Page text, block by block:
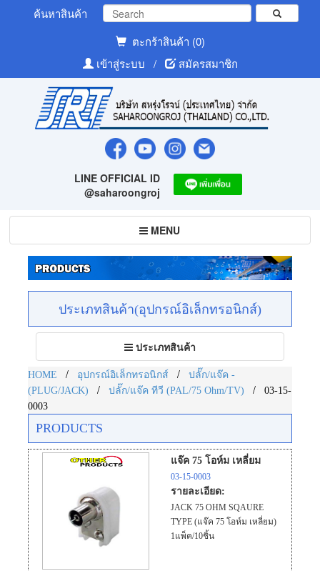
ค้นหาสินค้า
ตะกร้าสินค้า (0)
เข้าสู่ระบบ
/ สมัครสมาชิก
LINE OFFICIAL ID
@saharoongroj
Toggle
navigation
MENU
ประเภทสินค้า(อุปกรณ์อิเล็กทรอนิกส์)
Toggle
navigation
ประเภทสินค้า
HOME / อุปกรณ์อิเล็กทรอนิกส์ /
ปลั๊ก/แจ๊ค -
(PLUG/JACK)
/ ปลั๊ก/แจ๊ค ทีวี (PAL/75 Ohm/TV) /
03-15-
0003
PRODUCTS
แจ๊ค 75 โอห์ม เหลี่ยม
03-15-0003
รายละเอียด:
JACK 75 OHM SQAURE
TYPE (แจ๊ค 75 โอห์ม เหลี่ยม)
1แพ็ค/10ชิ้น